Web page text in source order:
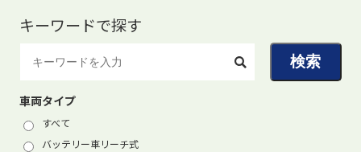
キーワードで探す
車両タイプ
すべて
バッテリー車リーチ式